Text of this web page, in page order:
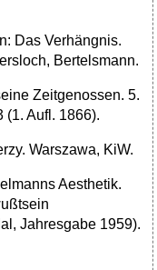
Das Verhängnis.
Bertelsmann.
Zeitgenossen. 5.
(1. Aufl. 1866).
Warszawa, KiW.
Aesthetik.
Jahresgabe 1959).